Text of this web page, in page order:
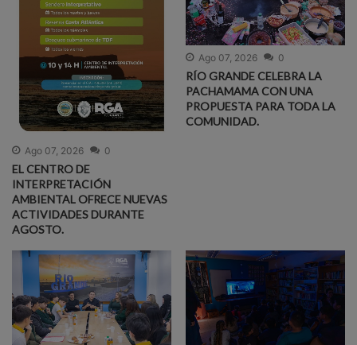
Ago 07, 2026 0
EL CENTRO DE
INTERPRETACIÓN
AMBIENTAL OFRECE NUEVAS
ACTIVIDADES DURANTE
AGOSTO.
Ago 07, 2026 0
RÍO GRANDE CELEBRA LA
PACHAMAMA CON UNA
PROPUESTA PARA TODA LA
COMUNIDAD.